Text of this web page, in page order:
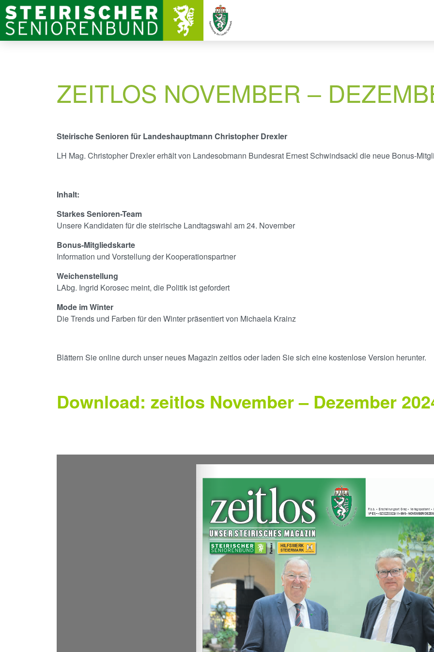
ZEITLOS NOVEMBER –
Steirische Senioren für Landeshauptmann Christopher Drexler
LH Mag. Christopher Drexler erhält von Landesobmann Bundesrat Ernest Schwindsackl die neue Bonus-
Inhalt:
Starkes Senioren-Team
Unsere Kandidaten für die steirische Landtagswahl am 24. November
Bonus-Mitgliedskarte
Information und Vorstellung der Kooperationspartner
Weichenstellung
LAbg. Ingrid Korosec meint, die Politik ist gefordert
Mode im Winter
Die Trends und Farben für den Winter präsentiert von Michaela Krainz
Blättern Sie online durch unser neues Magazin zeitlos oder laden Sie sich eine kostenlose Version herunter.
Download: zeitlos November – Dezember